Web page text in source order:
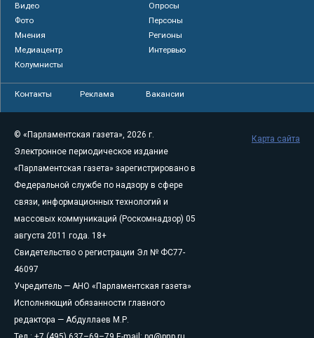
Видео
Опросы
Фото
Персоны
Мнения
Регионы
Медиацентр
Интервью
Колумнисты
Контакты Реклама Вакансии
© «Парламентская газета», 2026 г.
Электронное периодическое издание
«Парламентская газета» зарегистрировано в
Федеральной службе по надзору в сфере
связи, информационных технологий и
массовых коммуникаций (Роскомнадзор) 05
августа 2011 года. 18+
Свидетельство о регистрации Эл № ФС77-
46097
Учредитель — АНО «Парламентская газета»
Исполняющий обязанности главного
редактора — Абдуллаев М.Р.
Карта сайта